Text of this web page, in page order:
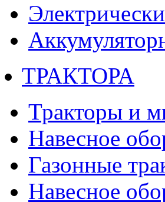
ТРАКТОРА
Тракторы и
Навесное
Газонные
Навесное